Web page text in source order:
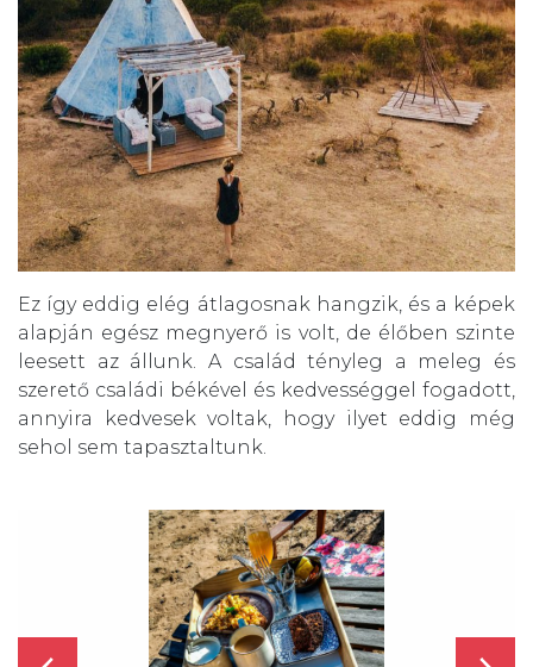
Ez így eddig elég átlagosnak hangzik, és a képek
alapján egész megnyerő is volt, de élőben szinte
leesett az állunk. A család tényleg a meleg és
szerető családi békével és kedvességgel fogadott,
annyira kedvesek voltak, hogy ilyet eddig még
sehol sem tapasztaltunk.